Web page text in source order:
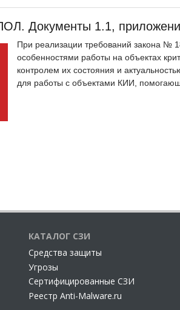
Документы 1.1,
При реализации требований закона №
особенностями работы на объектах
контролем их состояния и
для работы с объектами КИИ,
КАТАЛОГ СЗИ
Cредства защиты
Угрозы
Сертифицированные СЗИ
Реестр Anti-Malware.ru